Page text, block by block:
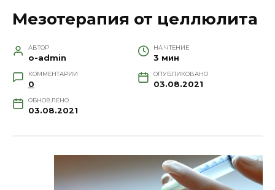
Мезотерапия от целлюлита
АВТОР
o-admin
НА ЧТЕНИЕ
3 мин
КОММЕНТАРИИ
0
ОПУБЛИКОВАНО
03.08.2021
ОБНОВЛЕНО
03.08.2021